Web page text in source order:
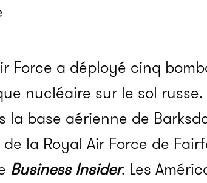
Force a déployé cinq
nucléaire sur le sol russe.
la base aérienne de
la Royal Air Force de
Business Insider. Les